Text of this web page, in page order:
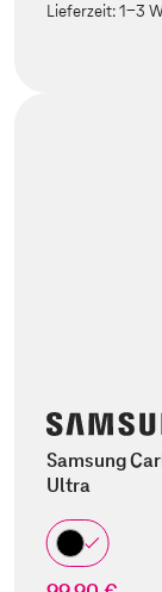
Lieferzeit:1-3
Samsung
Ultra